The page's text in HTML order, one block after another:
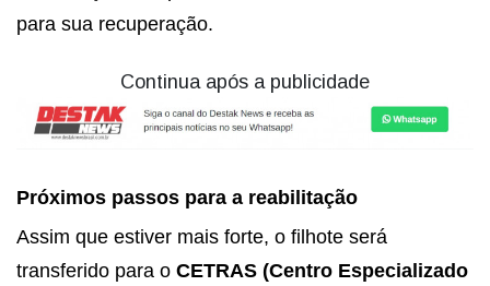
para sua recuperação.
Continua após a publicidade
Próximos passos para a reabilitação
Assim que estiver mais forte, o filhote será
transferido para o CETRAS (Centro Especializado